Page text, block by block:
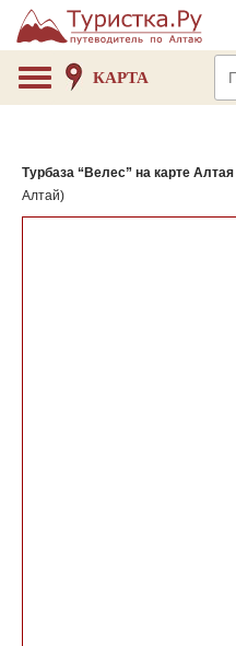
КАРТА
Турбаза “Велес” на карте Алтая
Алтай)